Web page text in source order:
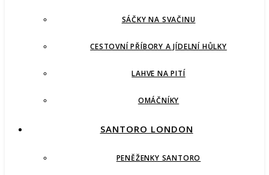
SÁČKY NA SVAČINU
CESTOVNÍ PŘÍBORY A JÍDELNÍ HŮLKY
LAHVE NA PITÍ
OMÁČNÍKY
SANTORO LONDON
PENĚŽENKY SANTORO